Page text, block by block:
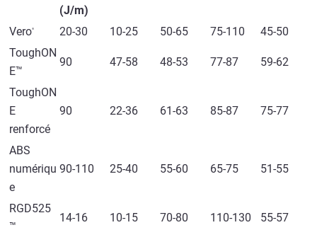
(J/m)
Vero® 20-30 10-25 50-65 75-110
45-50
ToughON
E™
90 47-58 48-53 77-87 59-62
ToughON
E
renforcé
90 22-36 61-63 85-87 75-77
ABS
numériqu
e
90-110 25-40 55-60 65-75 51-55
RGD525
™
14-16 10-15 70-80 110-130 55-57